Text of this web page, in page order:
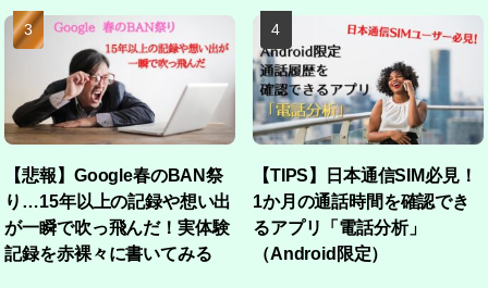
【悲報】Google春のBAN祭
り…15年以上の記録や想い出
が一瞬で吹っ飛んだ！実体験
記録を赤裸々に書いてみる
【TIPS】日本通信SIM必見！
1か月の通話時間を確認でき
るアプリ「電話分析」
（Android限定）